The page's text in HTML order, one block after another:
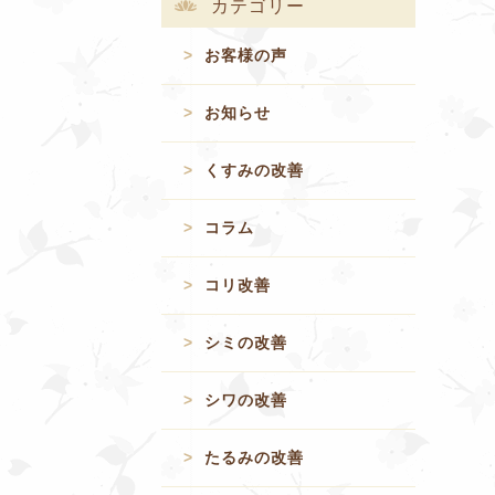
カテゴリー
お客様の声
お知らせ
くすみの改善
コラム
コリ改善
シミの改善
シワの改善
たるみの改善